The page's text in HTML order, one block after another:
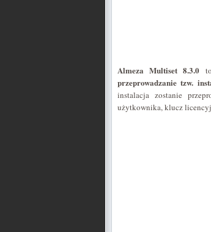
Almeza Multiset 8.3.0
przeprowadzanie tzw.
instalacja zostanie
użytkownika, klucz